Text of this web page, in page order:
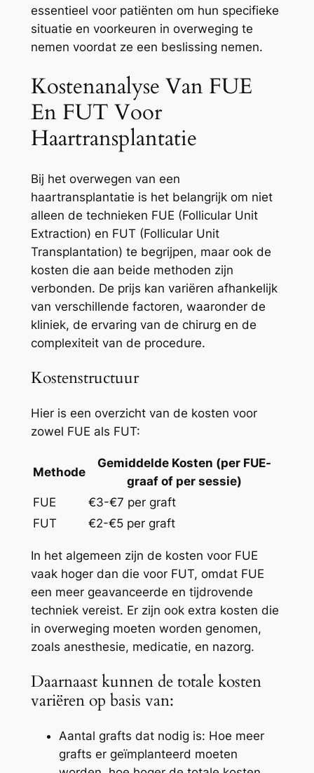
essentieel voor patiënten om hun specifieke
situatie en voorkeuren in overweging te
nemen voordat ze een beslissing nemen.
Kostenanalyse Van FUE
En FUT Voor
Haartransplantatie
Bij het overwegen van een
haartransplantatie is het belangrijk om niet
alleen de technieken FUE (Follicular Unit
Extraction) en FUT (Follicular Unit
Transplantation) te begrijpen, maar ook de
kosten die aan beide methoden zijn
verbonden. De prijs kan variëren afhankelijk
van verschillende factoren, waaronder de
kliniek, de ervaring van de chirurg en de
complexiteit van de procedure.
Kostenstructuur
Hier is een overzicht van de kosten voor
zowel FUE als FUT:
Methode
Gemiddelde Kosten (per FUE-
graaf of per sessie)
FUE
€3-€7 per graft
FUT
€2-€5 per graft
In het algemeen zijn de kosten voor FUE
vaak hoger dan die voor FUT, omdat FUE
een meer geavanceerde en tijdrovende
techniek vereist. Er zijn ook extra kosten die
in overweging moeten worden genomen,
zoals anesthesie, medicatie, en nazorg.
Daarnaast kunnen de totale kosten
variëren op basis van:
Aantal grafts dat nodig is: Hoe meer
grafts er geïmplanteerd moeten